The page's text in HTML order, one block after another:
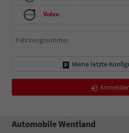
Volvo
Fahrzeugnummer
Meine letzte
Automobile Wentland